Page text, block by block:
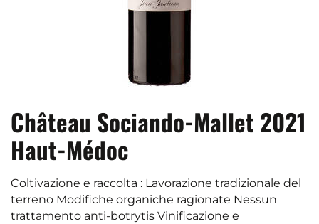
Château Sociando-Mallet 2021
Haut-Médoc
Coltivazione e raccolta : Lavorazione tradizionale del
terreno Modifiche organiche ragionate Nessun
trattamento anti-botrytis Vinificazione e